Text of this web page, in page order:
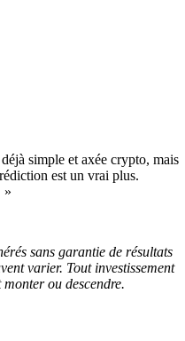
simple et axée crypto, mais
est un vrai plus.
»
sans garantie de résultats
varier. Tout investissement
ou descendre.